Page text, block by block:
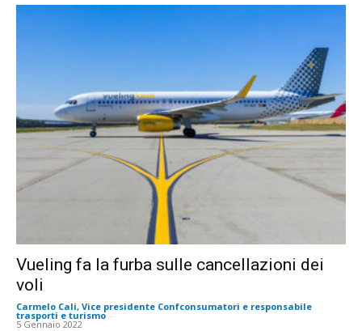
Vueling fa la furba sulle cancellazioni dei
voli
Carmelo Cali, Vice presidente Confconsumatori e responsabile
trasporti e turismo -
5 Gennaio 2022